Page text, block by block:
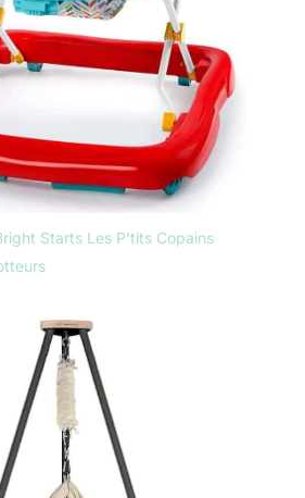
Starts Les P’tits Copains